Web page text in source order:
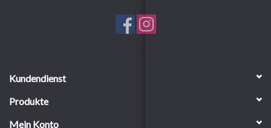
Kundendienst
Produkte
Mein Konto